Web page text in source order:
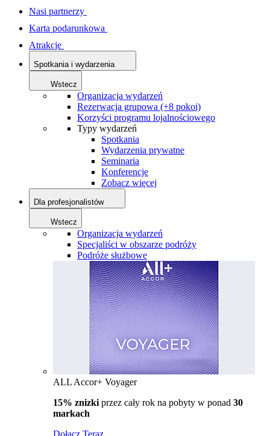
Nasi partnerzy
Karta podarunkowa
Atrakcje
Spotkania i wydarzenia
Wstecz
Organizacja wydarzeń
Rezerwacja grupowa (+8 pokoi)
Korzyści programu lojalnościowego
Typy wydarzeń
Spotkania
Wydarzenia prywatne
Seminaria
Konferencje
Zobacz więcej
Dla profesjonalistów
Wstecz
Organizacja wydarzeń
Specjaliści w obszarze podróży
Podróże służbowe
ALL Accor+ Voyager
15% znizki przez cały rok na pobyty w ponad 30
markach
Dołącz Teraz